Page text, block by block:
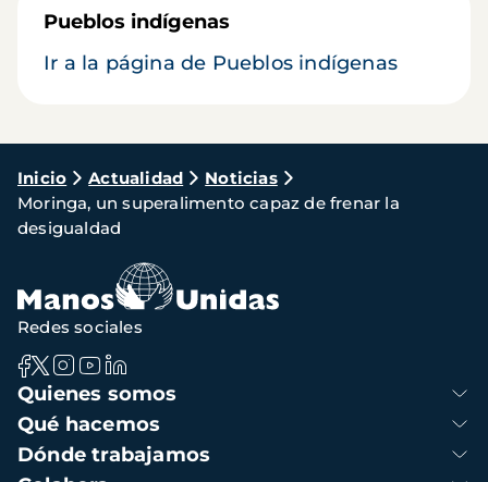
Pueblos indígenas
Ir a la página de Pueblos indígenas
Ruta
de
navegación
Inicio Actualidad
Noticias
Moringa, un superalimento capaz de frenar la
desigualdad
Navegación
principal
Quienes somos
Qué hacemos
Dónde trabajamos
Redes sociales